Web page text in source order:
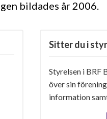
bildades år 2006
Sitter du i
Styrelsen i BRF
över sin
information